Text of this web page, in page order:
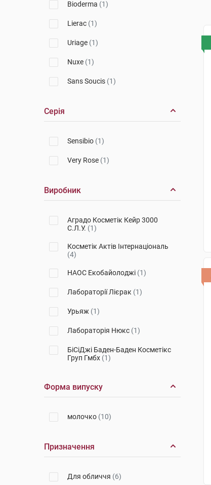
Bioderma (1)
Lierac (1)
Uriage (1)
Nuxe (1)
Sans Soucis (1)
Серія
Sensibio (1)
Very Rose (1)
Виробник
Аградо Косметік Кейр 3000
С.Л.У. (1)
Косметік Актів Інтернаціональ
(4)
НАОС Екобайолоджі (1)
Лабораторії Лієрак (1)
Урьяж (1)
Лабораторія Нюкс (1)
БіСіДжі Баден-Баден Косметікс
Груп Гмбх (1)
Форма випуску
молочко (10)
Призначення
Для обличчя (6)